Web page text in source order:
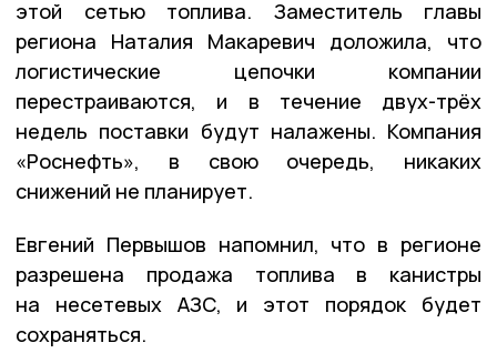
этой сетью топлива. Заместитель главы
региона Наталия Макаревич доложила, что
логистические цепочки компании
перестраиваются, и в течение двух-трёх
недель поставки будут налажены. Компания
«Роснефть», в свою очередь, никаких
снижений не планирует.
Евгений Первышов напомнил, что в регионе
разрешена продажа топлива в канистры
на несетевых АЗС, и этот порядок будет
сохраняться.